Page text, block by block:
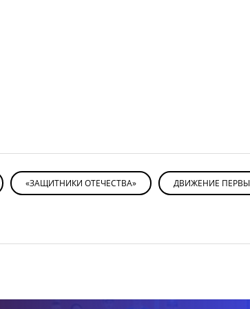
«ЗАЩИТНИКИ ОТЕЧЕСТВА» ДВИЖЕНИЕ